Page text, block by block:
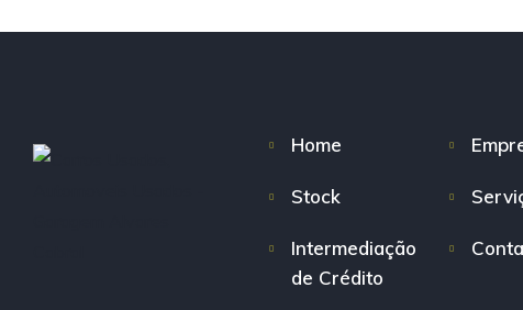
Home
Stock
Intermediação
de Crédito